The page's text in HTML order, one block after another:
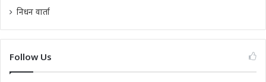
निधन वार्ता
Follow Us